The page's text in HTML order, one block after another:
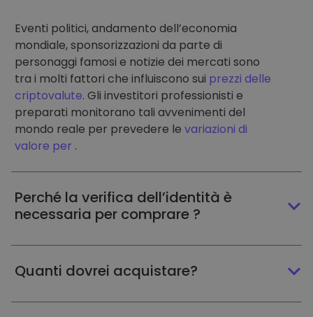
Eventi politici, andamento dell’economia
mondiale, sponsorizzazioni da parte di
personaggi famosi e notizie dei mercati sono
tra i molti fattori che influiscono sui prezzi delle
criptovalute. Gli investitori professionisti e
preparati monitorano tali avvenimenti del
mondo reale per prevedere le variazioni di
valore per .
Perché la verifica dell’identità è
necessaria per comprare ?
Quanti dovrei acquistare?